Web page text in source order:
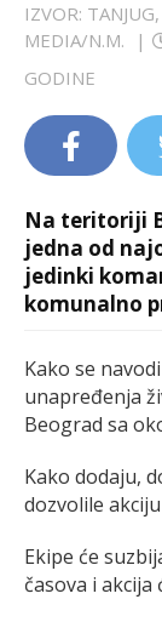
LIFESTYLE
EXTRA
IZVOR:
MEDIA/N.M.
|
GODINE
Na teritoriji
jedna od
jedinki
komunalno
Kako se
unapređenja
Beograd sa
Kako dodaju,
dozvolile
Ekipe će
časova i